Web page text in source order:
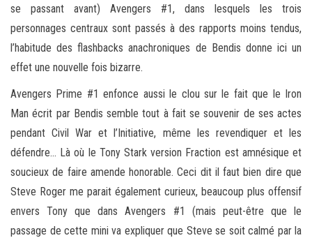
se passant avant) Avengers #1, dans lesquels les trois
personnages centraux sont passés à des rapports moins tendus,
l’habitude des flashbacks anachroniques de Bendis donne ici un
effet une nouvelle fois bizarre.
Avengers Prime #1 enfonce aussi le clou sur le fait que le Iron
Man écrit par Bendis semble tout à fait se souvenir de ses actes
pendant Civil War et l’Initiative, même les revendiquer et les
défendre… Là où le Tony Stark version Fraction est amnésique et
soucieux de faire amende honorable. Ceci dit il faut bien dire que
Steve Roger me parait également curieux, beaucoup plus offensif
envers Tony que dans Avengers #1 (mais peut-être que le
passage de cette mini va expliquer que Steve se soit calmé par la